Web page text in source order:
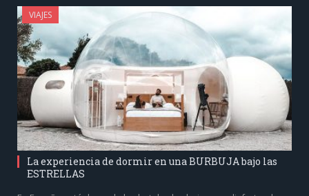
VIAJES
La experiencia de dormir en una BURBUJA bajo las
ESTRELLAS